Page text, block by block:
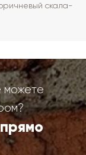
скала-
можете